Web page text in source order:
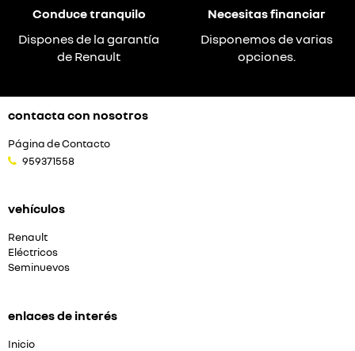
Conduce tranquilo
Dispones de la garantía
de Renault
Necesitas financiar
Disponemos de varias
opciones.
contacta con nosotros
Página de Contacto
959371558
vehículos
Renault
Eléctricos
Seminuevos
enlaces de interés
Inicio